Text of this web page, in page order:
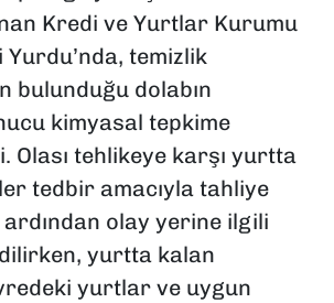
Kredi ve Yurtlar Kurumu
temizlik
bulunduğu dolabın
kimyasal tepkime
Olası tehlikeye karşı yurtta
tedbir amacıyla tahliye
olay yerine ilgili
yurtta kalan
yurtlar ve uygun